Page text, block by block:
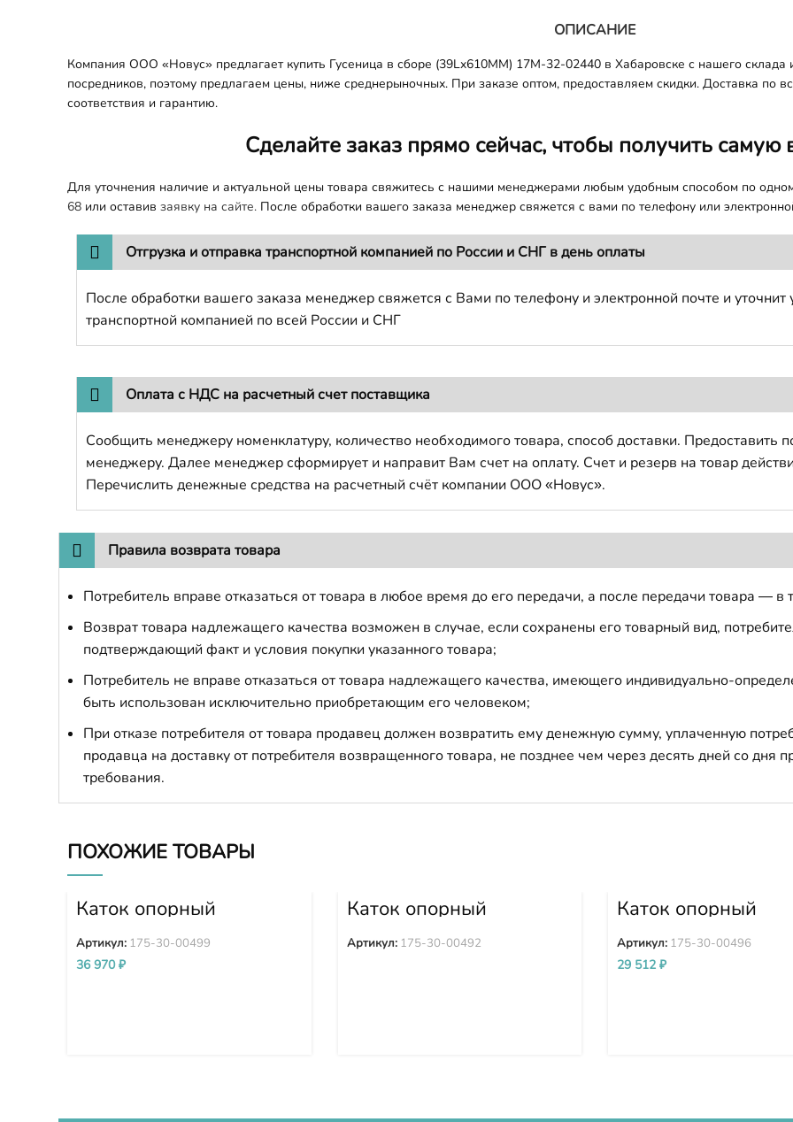
ОПИСАНИЕ
Компания ООО «Новус» предлагает купить Гусеница в сборе (39Lx610MM) 17M-32-02440 в Хабаровске с нашего
посредников, поэтому предлагаем цены, ниже среднерыночных. При заказе оптом, предоставляем скидки. Доставка по
соответствия и гарантию.
Сделайте заказ прямо сейчас, чтобы получить
Для уточнения наличие и актуальной цены товара свяжитесь с нашими менеджерами любым удобным способом по
68 или оставив заявку на сайте. После обработки вашего заказа менеджер свяжется с вами по телефону или
Отгрузка и отправка транспортной компанией по России и СНГ в день оплаты
После обработки вашего заказа менеджер свяжется с Вами по телефону и электронной почте и уточнит
транспортной компанией по всей России и СНГ
Оплата с НДС на расчетный счет поставщика
Сообщить менеджеру номенклатуру, количество необходимого товара, способ доставки.
менеджеру. Далее менеджер сформирует и направит Вам счет на оплату. Счет и резерв на товар
Перечислить денежные средства на расчетный счёт компании ООО «Новус».
Правила возврата товара
Потребитель вправе отказаться от товара в любое время до его передачи, а после передачи товара — в
Возврат товара надлежащего качества возможен в случае, если сохранены его товарный вид,
подтверждающий факт и условия покупки указанного товара;
Потребитель не вправе отказаться от товара надлежащего качества, имеющего индивидуально-
быть использован исключительно приобретающим его человеком;
При отказе потребителя от товара продавец должен возвратить ему денежную сумму, уплаченную
продавца на доставку от потребителя возвращенного товара, не позднее чем через десять дней со дня
требования.
ПОХОЖИЕ ТОВАРЫ
Каток опорный
двубортный 175-30-
00499
Артикул: 175-30-00499
36 970₽
Каток опорный
двубортный 175-30-
00492
Артикул: 175-30-00492
Каток опорный
двубортный 175-30-
00496
Артикул: 175-30-00496
29 512 ₽